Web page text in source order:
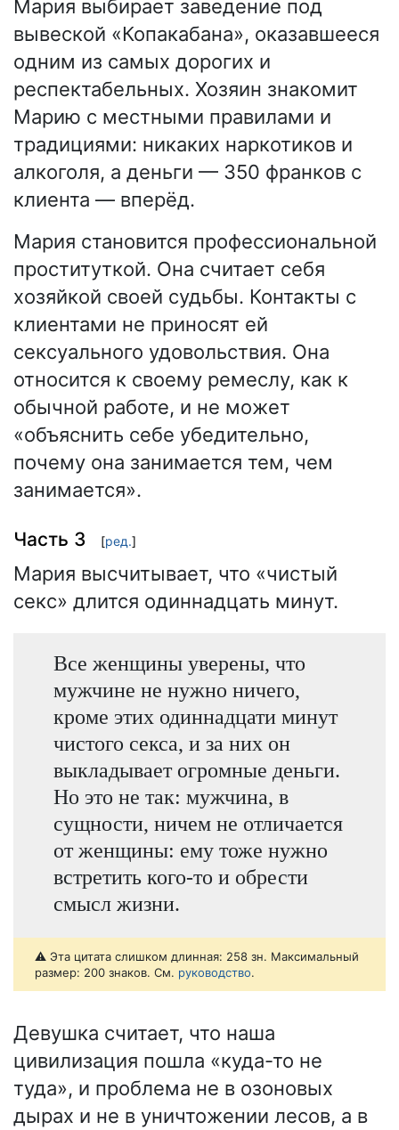
Мария выбирает заведение под
вывеской «Копакабана», оказавшееся
одним из самых дорогих и
респектабельных. Хозяин знакомит
Марию с местными правилами и
традициями: никаких наркотиков и
алкоголя, а деньги — 350 франков с
клиента — вперёд.
Мария становится профессиональной
проституткой. Она считает себя
хозяйкой своей судьбы. Контакты с
клиентами не приносят ей
сексуального удовольствия. Она
относится к своему ремеслу, как к
обычной работе, и не может
«объяснить себе убедительно,
почему она занимается тем, чем
занимается».
Часть 3 [ред.]
Мария высчитывает, что «чистый
секс» длится одиннадцать минут.
Все женщины уверены, что
мужчине не нужно ничего,
кроме этих одиннадцати минут
чистого секса, и за них он
выкладывает огромные деньги.
Но это не так: мужчина, в
сущности, ничем не отличается
от женщины: ему тоже нужно
встретить кого-то и обрести
смысл жизни.
⚠️ Эта цитата слишком длинная: 258 зн. Максимальный
размер: 200 знаков. См. руководство.
Девушка считает, что наша
цивилизация пошла «куда-то не
туда», и проблема не в озоновых
дырах и не в уничтожении лесов, а в